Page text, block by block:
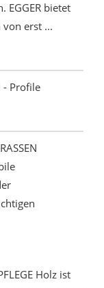
EGGER bietet
erst ...
- Profile
Holz ist